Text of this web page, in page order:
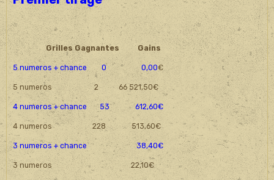
Grilles Gagnantes Gains
5 numeros + chance 0 0,00€
5 numeros 2 66 521,50€
4 numeros + chance 53 612,60€
4 numeros 228 513,60€
3 numeros + chance 38,40€
3 numeros 22,10€